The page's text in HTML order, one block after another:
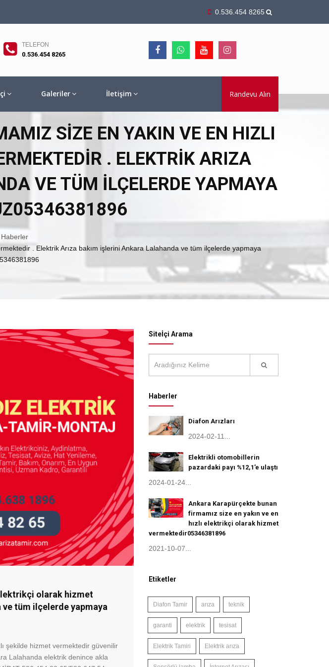
0.536.454 8265
TELEFON
0.536.454 8265
Galeriler İletişim Randevu Alın
SIZE EN YAKIN VE EN HIZLI
. ELEKTRIK ARIZA
VE TÜM ILÇELERDE YAPMAYA
Haberler
. Elektrik Arıza bakım işlerini Ankara Lalahanda ve tüm ilçelerde yapmaya
olarak hizmet
tüm ilçelerde yapmaya
şekilde hizmet vermektedir güvenilir
Lalahanda elektrik denince akla
Siteİçi Arama
Haberler
Diafon Arızları
2024-02-11...
Elektrikli otomobillerin
pazardaki payı %12,1’e ulaştı
2024-01-24...
Ankara Karapürçekte bunan
firmamız size en yakın ve en
hızlı elektrikçi olarak hizmet
vermektedir05346381896
2021-10-07...
Etiketler
Diafon Tamir arıza teknik
garanti elektrik tesisat
Elektrik Tamiri Elektrik arıza